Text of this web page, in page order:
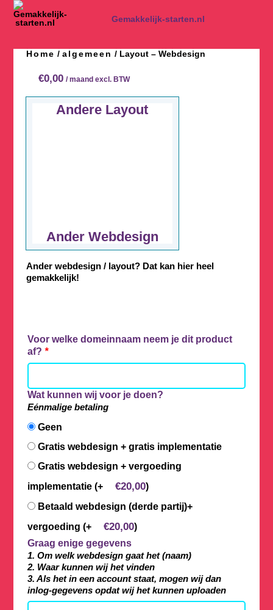
Spring
naar
inhoud
Gemakkelijk-starten.nl
Home / algemeen / Layout – Webdesign
€0,00 / maand excl. BTW
Ander webdesign / layout? Dat kan hier heel
gemakkelijk!
Andere Layout
Ander Webdesign
Voor welke domeinnaam neem je dit product
af? *
Wat kunnen wij voor je doen?
Eénmalige betaling
Geen
Gratis webdesign + gratis implementatie
Gratis webdesign + vergoeding
implementatie (+ €20,00)
Betaald webdesign (derde partij)+
vergoeding (+ €20,00)
Graag enige gegevens
1. Om welk webdesign gaat het (naam)
2. Waar kunnen wij het vinden
3. Als het in een account staat, mogen wij dan
inlog-gegevens opdat wij het kunnen uploaden